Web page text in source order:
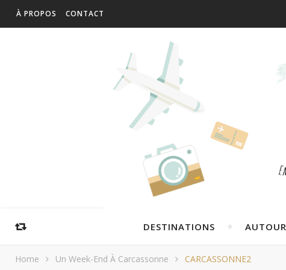
À PROPOS CONTACT
DESTINATIONS
Home Un Week-End À Carcassonne CARCASSONNE2